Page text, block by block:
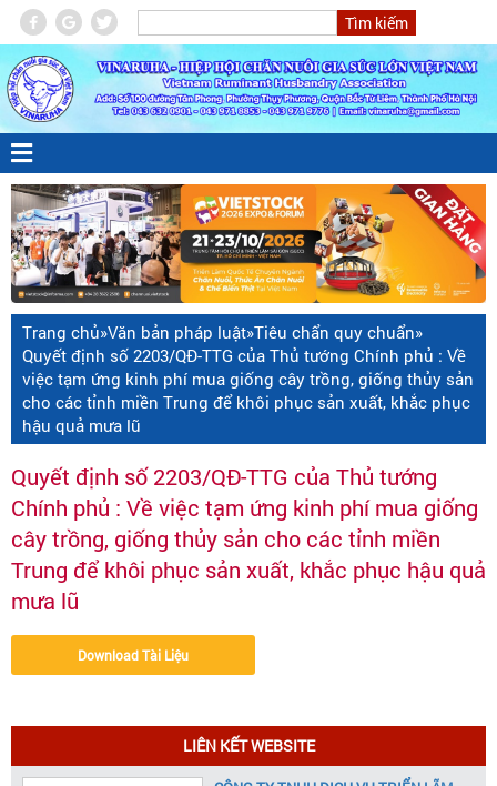
Trang chủ»Văn bản pháp luật»Tiêu chẩn quy chuẩn»
Quyết định số 2203/QĐ-TTG của Thủ tướng Chính phủ : Về
việc tạm ứng kinh phí mua giống cây trồng, giống thủy sản
cho các tỉnh miền Trung để khôi phục sản xuất, khắc phục
hậu quả mưa lũ
Quyết định số 2203/QĐ-TTG của Thủ tướng
Chính phủ : Về việc tạm ứng kinh phí mua giống
cây trồng, giống thủy sản cho các tỉnh miền
Trung để khôi phục sản xuất, khắc phục hậu quả
mưa lũ
Download Tài Liệu
LIÊN KẾT WEBSITE